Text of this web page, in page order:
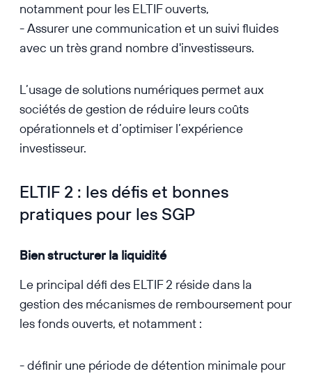
notamment pour les ELTIF ouverts,
- Assurer une communication et un suivi fluides
avec un très grand nombre d'investisseurs.
L’usage de solutions numériques permet aux
sociétés de gestion de réduire leurs coûts
opérationnels et d’optimiser l’expérience
investisseur.
ELTIF 2 : les défis et bonnes
pratiques pour les SGP
Bien structurer la liquidité
Le principal défi des ELTIF 2 réside dans la
gestion des mécanismes de remboursement pour
les fonds ouverts, et notamment :
- définir une période de détention minimale pour